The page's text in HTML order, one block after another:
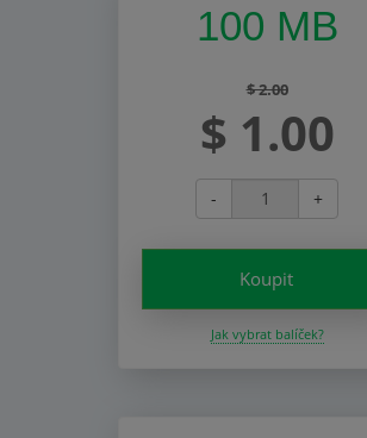
100 MB
$ 2.00
$ 1.00
- +
Koupit
Jak vybrat balíček?